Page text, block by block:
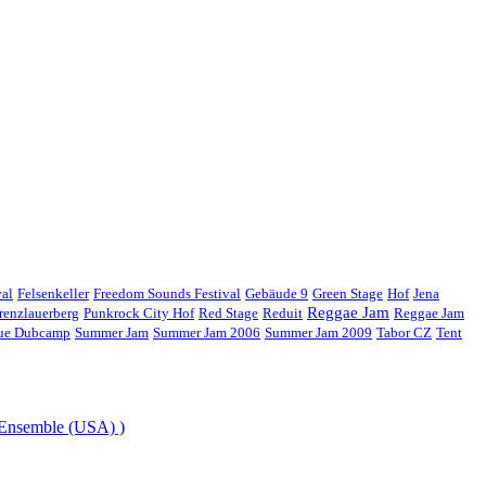
Felsenkeller Freedom Sounds Festival Gebäude 9 Green Stage Hof Jena
Punkrock City Hof Red Stage Reduit Reggae Jam Reggae Jam
Dubcamp Summer Jam Summer Jam 2006 Summer Jam 2009 Tabor CZ Tent
(USA) )